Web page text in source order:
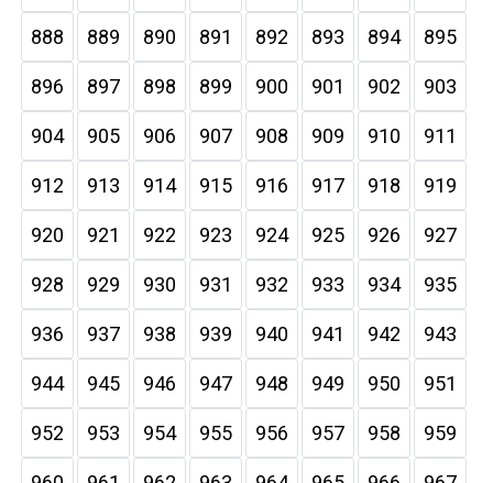
888 889 890 891 892 893 894 895
896 897 898 899 900 901 902 903
904 905 906 907 908 909 910 911
912 913 914 915 916 917 918 919
920 921 922 923 924 925 926 927
928 929 930 931 932 933 934 935
936 937 938 939 940 941 942 943
944 945 946 947 948 949 950 951
952 953 954 955 956 957 958 959